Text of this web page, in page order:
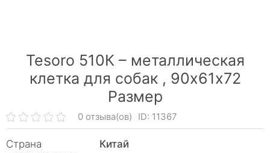
Tesoro 510К – металлическая
клетка для собак , 90х61х72
Размер
0 отзыва(ов) ID: 11367
Страна
Китай